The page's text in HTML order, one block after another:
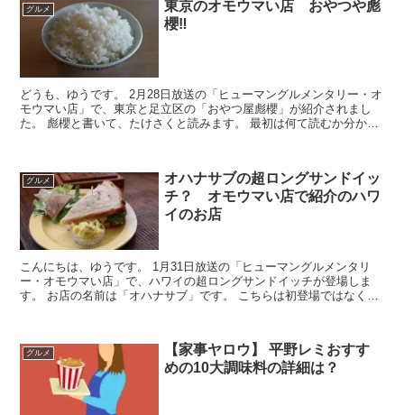
グルメ
東京のオモウマい店 おやつや彪
櫻‼
どうも、ゆうです。 2月28日放送の「ヒューマングルメンタリー・オ
モウマい店」で、東京と足立区の「おやつ屋彪櫻」が紹介されまし
た。 彪櫻と書いて、たけさくと読みます。 最初は何て読むか分かり
グルメ
オハナサブの超ロングサンドイッ
チ？ オモウマい店で紹介のハワ
イのお店
こんにちは、ゆうです。 1月31日放送の「ヒューマングルメンタリ
ー・オモウマい店」で、ハワイの超ロングサンドイッチが登場しま
す。 お店の名前は「オハナサブ」です。 こちらは初登場ではなく、
グルメ
【家事ヤロウ】 平野レミおすす
めの10大調味料の詳細は？